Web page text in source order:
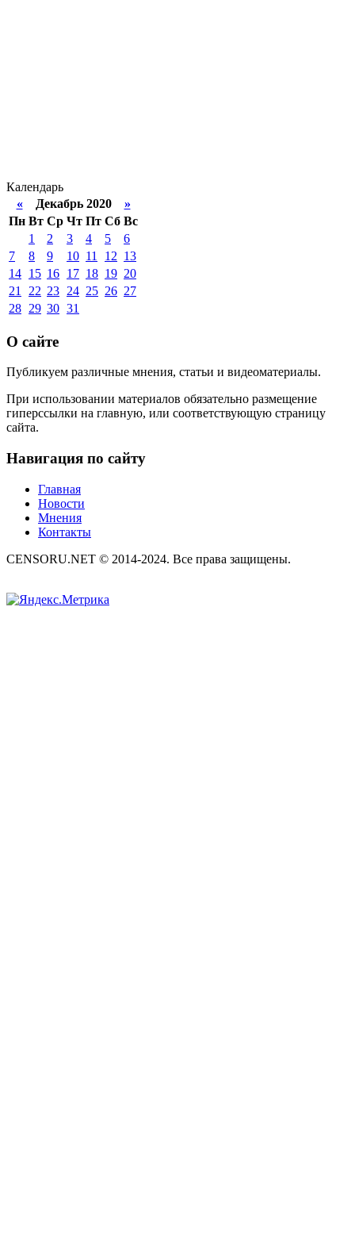
Календарь
«Декабрь 2020 »
Пн Вт Ср Чт Пт Сб Вс
1
2 3 4 5
6
7
8 9 10 11 12 13
14 15 16 17 18 19 20
21
22 23 24 25 26 27
28 29 30 31
О сайте
Публикуем различные мнения, статьи и видеоматериалы.
При использовании материалов обязательно размещение
гиперссылки на главную, или соответствующую страницу
сайта.
Навигация по сайту
Главная
Новости
Мнения
Контакты
CENSORU.NET © 2014-2024. Все права защищены.